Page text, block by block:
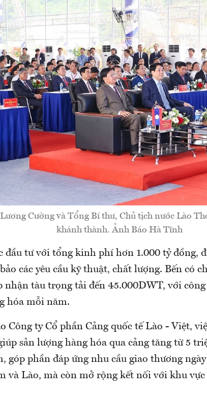
Cường và Tổng Bí thư, Chủ tịch nước Lào
khánh thành. Ảnh Báo Hà Tĩnh
đầu tư với tổng kinh phí hơn 1.000 tỷ đồng,
các yêu cầu kỹ thuật, chất lượng. Bến có
nhận tàu trọng tải đến 45.000DWT, với công
hóa mỗi năm.
Công ty Cổ phần Cảng quốc tế Lào - Việt,
sản lượng hàng hóa qua cảng tăng từ 5
góp phần đáp ứng nhu cầu giao thương
và Lào, mà còn mở rộng kết nối với khu